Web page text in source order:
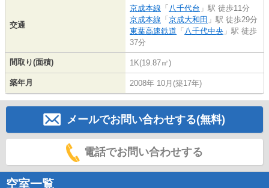
交通
京成本線 「 八千代台 」駅 徒歩11分
京成本線 「京成大和田 」駅 徒歩29分
東葉高速鉄道 「 八千代中央 」駅 徒歩
37分
間取り(面積) 1K(19.87㎡)
築年月 2008年 10月(築17年)
メールでお問い合わせする(無料)
電話でお問い合わせする
空室一覧